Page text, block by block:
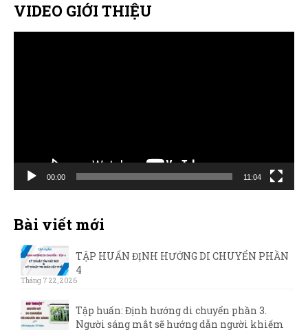
VIDEO GIỚI THIỆU
00:00 11:04
Bài viết mới
TẬP HUẤN ĐỊNH HƯỚNG DI CHUYỂN PHẦN
4
Tháng 7 22, 2026
Tập huấn: Định hướng di chuyển phần 3.
Người sáng mắt sẽ hướng dẫn người khiếm